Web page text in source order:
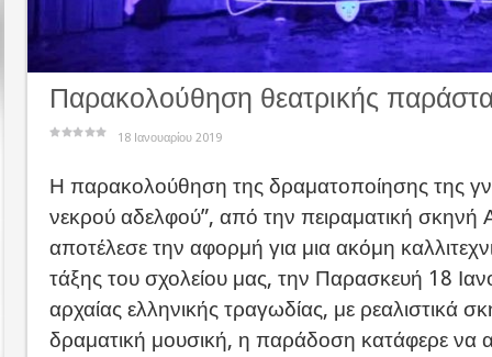
Παρακολούθηση θεατρικής
18 Ιανουαρίου 2019
Η παρακολούθηση της δραματοποίησης της
νεκρού αδελφού”, από την πειραματική σκηνή
αποτέλεσε την αφορμή για μια ακόμη
τάξης του σχολείου μας, την Παρασκευή 18
αρχαίας ελληνικής τραγωδίας, με ρεαλιστικά
δραματική μουσική, η παράδοση κατάφερε να